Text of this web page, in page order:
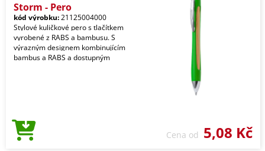
Storm - Pero
kód výrobku:21125004000
Stylové kuličkové pero s tlačítkem
vyrobené z RABS a bambusu. S
výrazným designem kombinujícím
bambus a RABS a dostupným
Cena od 5,08 Kč